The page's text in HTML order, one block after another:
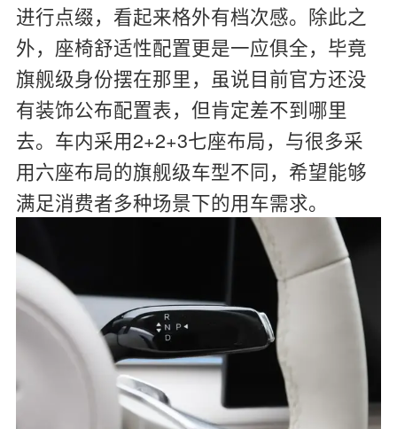
进行点缀，看起来格外有档次感。除此之
外，座椅舒适性配置更是一应俱全，毕竟
旗舰级身份摆在那里，虽说目前官方还没
有装饰公布配置表，但肯定差不到哪里
去。车内采用2+2+3七座布局，与很多采
用六座布局的旗舰级车型不同，希望能够
满足消费者多种场景下的用车需求。